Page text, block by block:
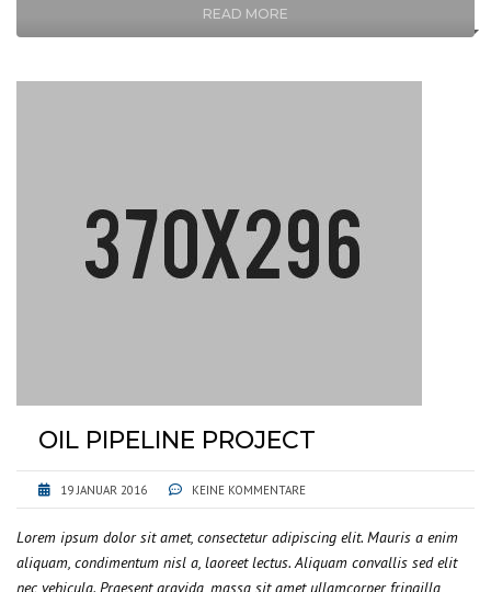
READ MORE
OIL PIPELINE PROJECT
19 JANUAR 2016 KEINE KOMMENTARE
Lorem ipsum dolor sit amet, consectetur adipiscing elit. Mauris a enim
aliquam, condimentum nisl a, laoreet lectus. Aliquam convallis sed elit
nec vehicula. Praesent gravida, massa sit amet ullamcorper fringilla,